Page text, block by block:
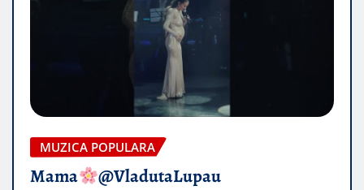
MUZICA POPULARA
Mama @VladutaLupau